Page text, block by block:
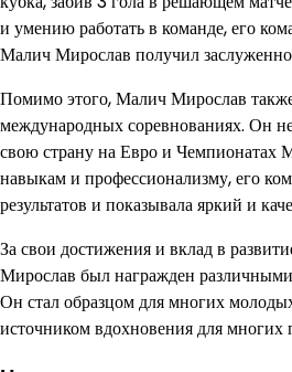
и умению работать в команде, его
Малич Мирослав получил
Помимо этого, Малич Мирослав
международных соревнованиях. Он
свою страну на Евро и Чемпионатах
навыкам и профессионализму, его
результатов и показывала яркий и
За свои достижения и вклад в
Мирослав был награжден
Он стал образцом для многих
источником вдохновения для многих